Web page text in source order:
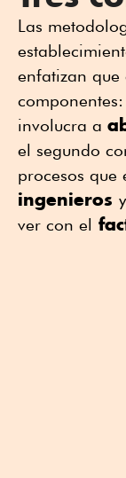
Las
enfatizan que
involucra a
el segundo
procesos que
ingenieros
ver con el